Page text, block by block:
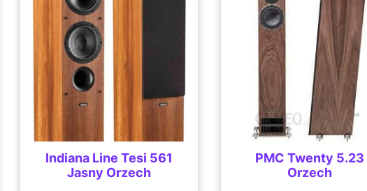
Indiana Line Tesi 561
Jasny Orzech
PMC Twenty 5.23
Orzech